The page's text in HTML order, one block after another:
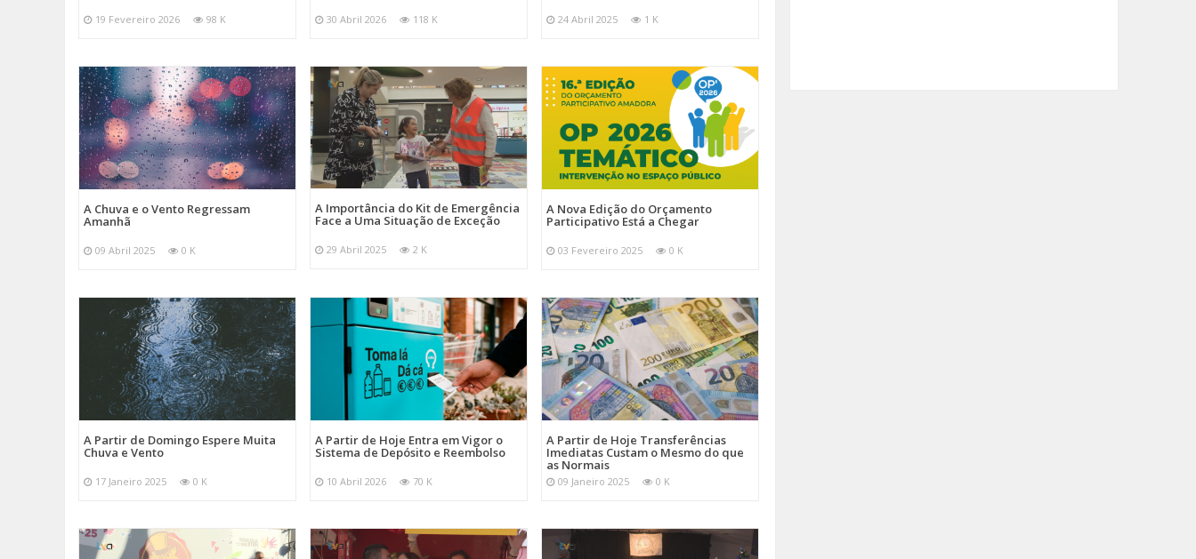
19 Fevereiro 2026 98 K 30 Abril 2026 118 K 24 Abril 2025 1 K
A Chuva e o Vento Regressam
Amanhã
09 Abril 2025 0 K
A Importância do Kit de Emergência
Face a Uma Situação de Exceção
29 Abril 2025 2 K
A Nova Edição do Orçamento
Participativo Está a Chegar
03 Fevereiro 2025 0 K
A Partir de Domingo Espere Muita
Chuva e Vento
17 Janeiro 2025 0 K
A Partir de Hoje Entra em Vigor o
Sistema de Depósito e Reembolso
10 Abril 2026 70 K
A Partir de Hoje Transferências
Imediatas Custam o Mesmo do que
as Normais
09 Janeiro 2025 0 K